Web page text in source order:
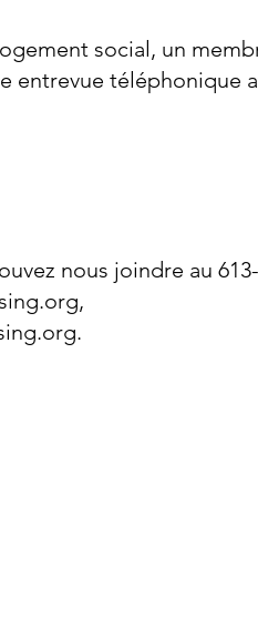
social, un
entrevue téléphonique
nous joindre au
,
.